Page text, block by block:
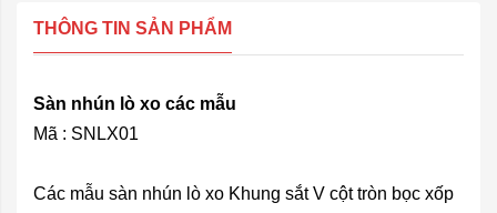
THÔNG TIN SẢN PHẨM
Sàn nhún lò xo các mẫu
Mã : SNLX01
Các mẫu sàn nhún lò xo Khung sắt V cột tròn bọc xốp